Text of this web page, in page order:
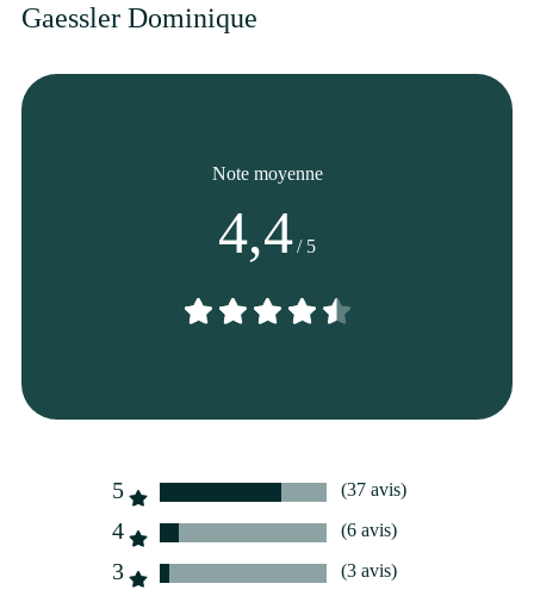
À partir de45€ -Personnaliser
Bouquet Saint-Valentin
Gaessler Dominique
Note moyenne
4,4/ 5
5 (37 avis)
4 (6 avis)
3 (3 avis)